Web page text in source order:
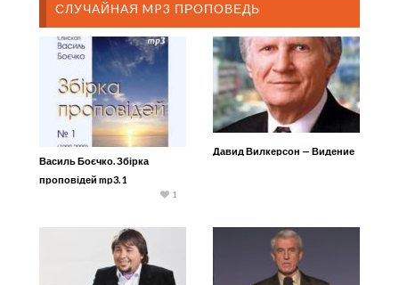
СЛУЧАЙНАЯ MP3 ПРОПОВЕДЬ
Василь Боєчко. Збірка
проповідей mp3. 1
1
Давид Вилкерсон — Видение